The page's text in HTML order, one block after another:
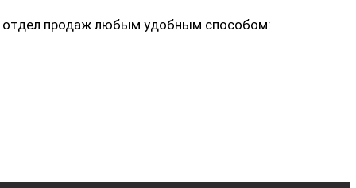
отдел продаж любым удобным способом: